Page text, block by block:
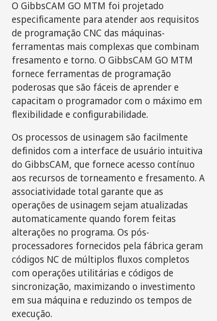
O GibbsCAM GO MTM foi projetado
especificamente para atender aos requisitos
de programação CNC das máquinas-
ferramentas mais complexas que combinam
fresamento e torno. O GibbsCAM GO MTM
fornece ferramentas de programação
poderosas que são fáceis de aprender e
capacitam o programador com o máximo em
flexibilidade e configurabilidade.
Os processos de usinagem são facilmente
definidos com a interface de usuário intuitiva
do GibbsCAM, que fornece acesso contínuo
aos recursos de torneamento e fresamento. A
associatividade total garante que as
operações de usinagem sejam atualizadas
automaticamente quando forem feitas
alterações no programa. Os pós-
processadores fornecidos pela fábrica geram
códigos NC de múltiplos fluxos completos
com operações utilitárias e códigos de
sincronização, maximizando o investimento
em sua máquina e reduzindo os tempos de
execução.